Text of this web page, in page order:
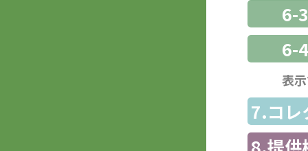
6-
6-
表
7.コレ